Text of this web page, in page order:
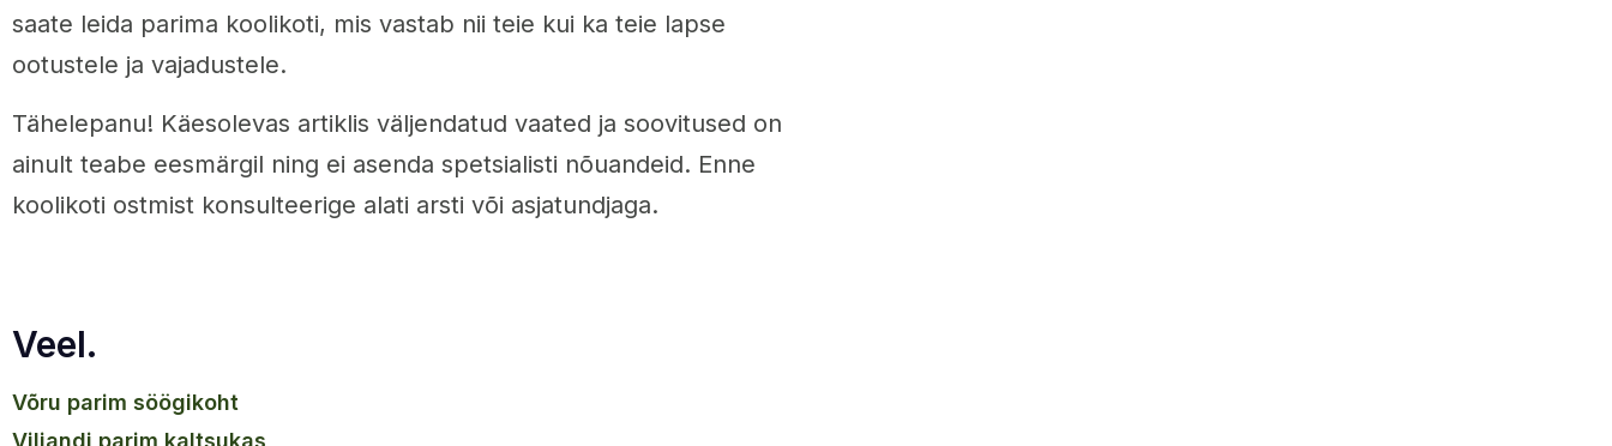
saate leida parima koolikoti, mis vastab nii teie kui ka teie lapse
ootustele ja vajadustele.
Tähelepanu! Käesolevas artiklis väljendatud vaated ja soovitused on
ainult teabe eesmärgil ning ei asenda spetsialisti nõuandeid. Enne
koolikoti ostmist konsulteerige alati arsti või asjatundjaga.
Veel.
võru parim söögikoht
viljandi parim kaltsukas